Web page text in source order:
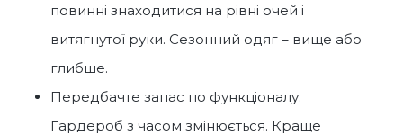
повинні знаходитися на рівні очей і
витягнутої руки. Сезонний одяг – вище або
глибше.
Передбачте запас по функціоналу.
Гардероб з часом змінюється. Краще